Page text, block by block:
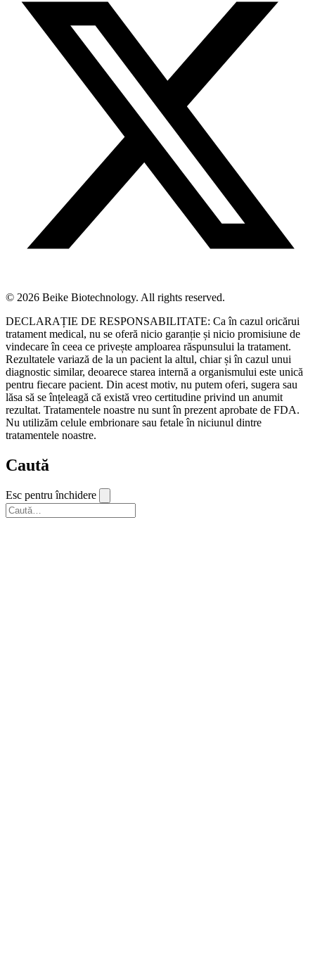
© 2026 Beike Biotechnology. All rights reserved.
DECLARAȚIE DE RESPONSABILITATE: Ca în cazul oricărui
tratament medical, nu se oferă nicio garanție și nicio promisiune de
vindecare în ceea ce privește amploarea răspunsului la tratament.
Rezultatele variază de la un pacient la altul, chiar și în cazul unui
diagnostic similar, deoarece starea internă a organismului este unică
pentru fiecare pacient. Din acest motiv, nu putem oferi, sugera sau
lăsa să se înțeleagă că există vreo certitudine privind un anumit
rezultat. Tratamentele noastre nu sunt în prezent aprobate de FDA.
Nu utilizăm celule embrionare sau fetale în niciunul dintre
tratamentele noastre.
Caută
Esc pentru închidere